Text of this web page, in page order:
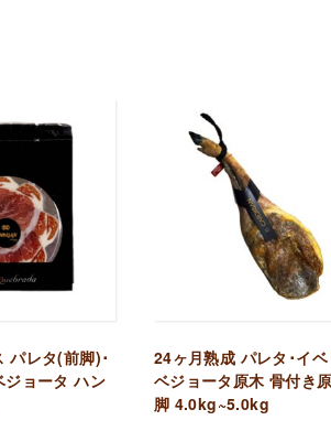
パレタ(前脚)･
ジョータ ハン
24ヶ月熟成 パレタ･イベ
ベジョータ原木 骨付き
脚 4.0kg~5.0kg